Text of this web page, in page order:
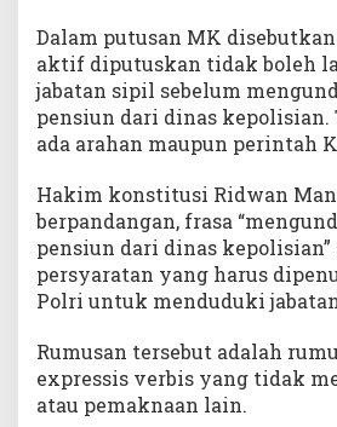
Dalam putusan MK
aktif diputuskan tidak boleh
jabatan sipil sebelum
pensiun dari dinas kepolisian.
ada arahan maupun perintah
Hakim konstitusi Ridwan
berpandangan, frasa
pensiun dari dinas kepolisian”
persyaratan yang harus
Polri untuk menduduki
Rumusan tersebut adalah
expressis verbis yang tidak
atau pemaknaan lain.